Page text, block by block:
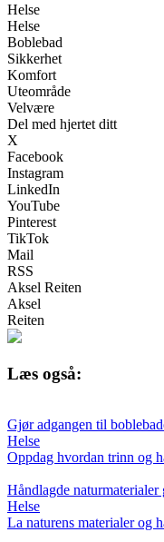
Helse
Helse
Boblebad
Sikkerhet
Komfort
Uteområde
Velvære
Del med hjertet ditt
X
Facebook
Instagram
LinkedIn
YouTube
Pinterest
TikTok
Mail
RSS
Aksel Reiten
Aksel
Reiten
Læs også:
Gjør adgangen til
Helse
Oppdag hvordan trinn og
Håndlagde
Helse
La naturens materialer og